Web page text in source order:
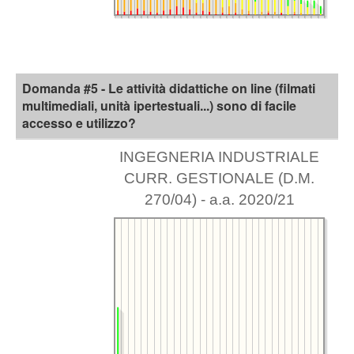
Domanda #5 - Le attività didattiche on line (filmati
multimediali, unità ipertestuali...) sono di facile
accesso e utilizzo?
INGEGNERIA INDUSTRIALE
CURR. GESTIONALE (D.M.
270/04) - a.a. 2020/21